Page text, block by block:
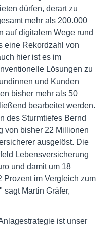
dürfen, derart zu
mehr als 200.000
auf digitalem Wege rund
eine Rekordzahl von
hier ist es im
Lösungen zu
und Kunden
bisher mehr als 50
bearbeitet werden.
des Sturmtiefes Bernd
von bisher 22 Millionen
ausgelöst. Die
Lebensversicherung
und damit um 18
Prozent im Vergleich zum
sagt Martin Gräfer,
ist unser